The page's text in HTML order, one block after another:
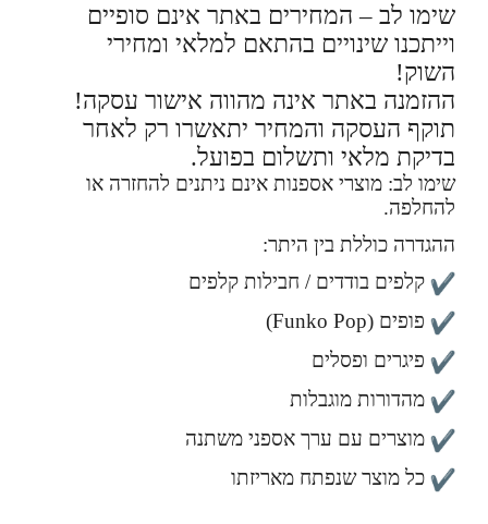
שימו לב – המחירים באתר אינם סופיים
וייתכנו שינויים בהתאם למלאי ומחירי
השוק!
ההזמנה באתר אינה מהווה אישור עסקה!
תוקף העסקה והמחיר יתאשרו רק לאחר
בדיקת מלאי ותשלום בפועל.
שימו לב: מוצרי אספנות אינם ניתנים להחזרה או
להחלפה.
ההגדרה כוללת בין היתר:
קלפים בודדים / חבילות קלפים
פופים (Funko Pop)
פיגרים ופסלים
מהדורות מוגבלות
מוצרים עם ערך אספני משתנה
כל מוצר שנפתח מאריזתו